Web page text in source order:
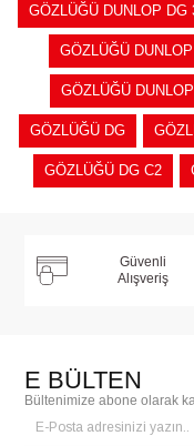
GÖZLÜĞÜ DUNLOP DG
GÖZLÜĞÜ
GÖZLÜĞÜ
GÖZLÜĞÜ DG
GÖZLÜĞÜ DG C2
Güvenli
Alışveriş
E BÜLTEN
Bültenimize abone olarak